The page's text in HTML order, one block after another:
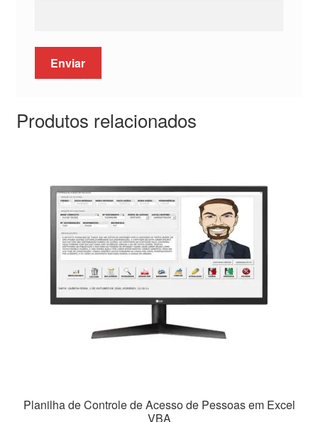
Produtos relacionados
Planilha de Controle de Acesso de Pessoas em Excel
VBA